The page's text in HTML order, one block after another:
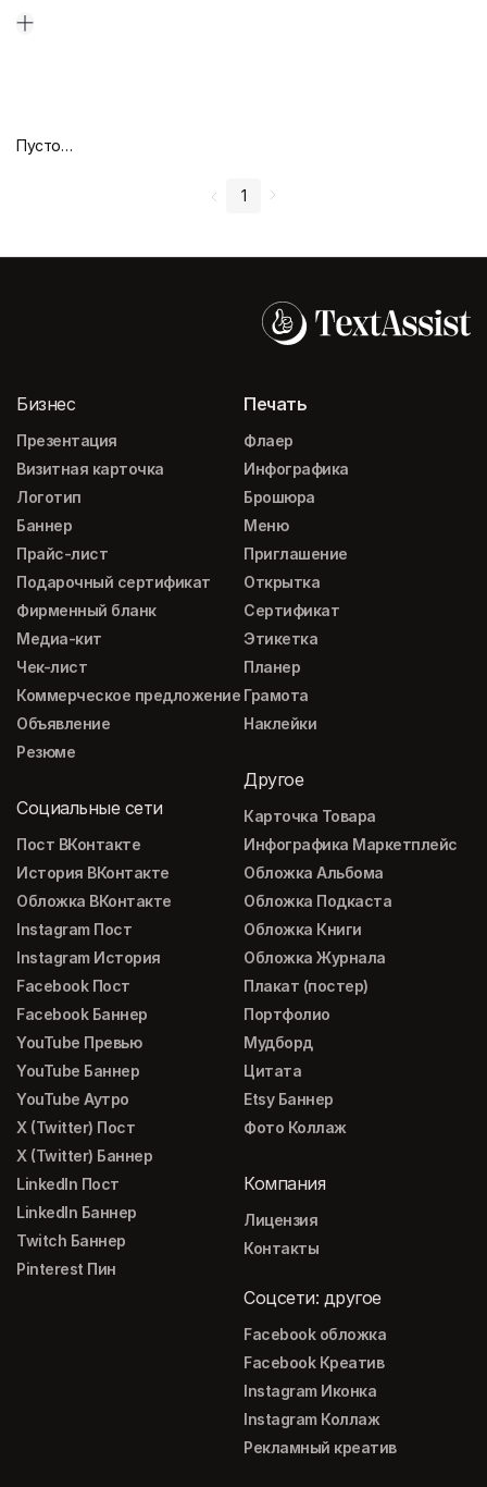
Пустой дизайн-макет
1
Бизнес
Презентация
Визитная карточка
Логотип
Баннер
Прайс-лист
Подарочный сертификат
Фирменный бланк
Медиа-кит
Чек-лист
Коммерческое предложение
Объявление
Резюме
Социальные сети
Пост ВКонтакте
История ВКонтакте
Обложка ВКонтакте
Instagram Пост
Instagram История
Facebook Пост
Facebook Баннер
YouTube Превью
YouTube Баннер
YouTube Аутро
X (Twitter) Пост
X (Twitter) Баннер
LinkedIn Пост
LinkedIn Баннер
Twitch Баннер
Pinterest Пин
Печать
Флаер
Инфографика
Брошюра
Меню
Приглашение
Открытка
Сертификат
Этикетка
Планер
Грамота
Наклейки
Другое
Карточка Товара
Инфографика Маркетплейс
Обложка Альбома
Обложка Подкаста
Обложка Книги
Обложка Журнала
Плакат (постер)
Портфолио
Мудборд
Цитата
Etsy Баннер
Фото Коллаж
Компания
Лицензия
Контакты
Соцсети: другое
Facebook обложка
Facebook Креатив
Instagram Иконка
Instagram Коллаж
Рекламный креатив